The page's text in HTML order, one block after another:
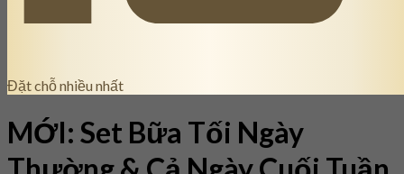
Đặt chỗ nhiều nhất
MỚI: Set Bữa Tối Ngày